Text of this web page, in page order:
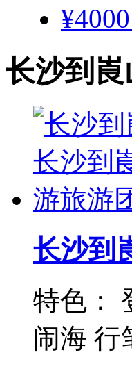
长沙到
长沙到
特色：
闹海 行